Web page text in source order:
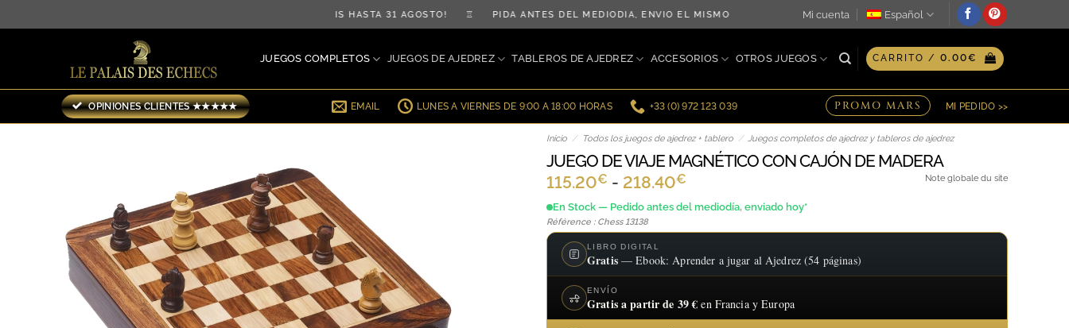
al
¡ENVÍO GRATIS HASTA 31 AGOSTO! ♖ PIDA ANTES DEL MEDIODÍA, ENVÍO EL MISMO DÍA ♖ OPCIÓN DE GRABADO PERSONALIZADO EN
Mi cuenta Español
JUEGOS COMPLETOS JUEGOS DE AJEDREZ TABLEROS DE AJEDREZ ACCESORIOS OTROS JUEGOS CARRITO / 0.00€
OPINIONES CLIENTES ★★★★★ EMAIL LUNES A VIERNES DE 9:00 A 18:00 HORAS +33 (0) 972 123 039 PROMO MARS MI PEDIDO >>
Inicio / Todos los juegos de ajedrez + tablero / Juegos completos de ajedrez y tableros de ajedrez
JUEGO DE VIAJE MAGNÉTICO CON CAJÓN DE MADERA
115.20€ - 218.40€
de
115.20€
218.40€
En Stock — Pedido antes del mediodía, enviado hoy*
Référence : Chess 13138
Note globale du site
LIBRO DIGITAL
Gratis— Ebook: Aprender a jugar al Ajedrez (54 páginas)
ENVÍO
Gratis a partir de 39 € en Francia y Europa